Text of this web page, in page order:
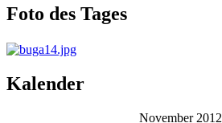
Foto des Tages
Kalender
November 2012